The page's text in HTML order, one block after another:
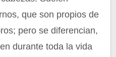
que son propios de
pero se diferencian,
durante toda la vida